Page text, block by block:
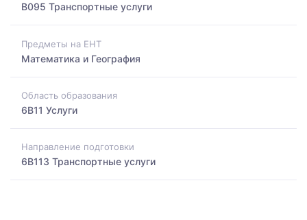
B095 Транспортные услуги
Предметы на ЕНТ
Математика и География
Область образования
6B11 Услуги
Направление подготовки
6B113 Транспортные услуги